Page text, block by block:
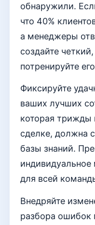
обнаружили.
что 40%
а менеджеры
создайте
потренируйте
Фиксируйте
ваших лучших
которая трижды
сделке, должна
базы знаний.
индивидуальное
для всей
Внедряйте
разбора ошибок